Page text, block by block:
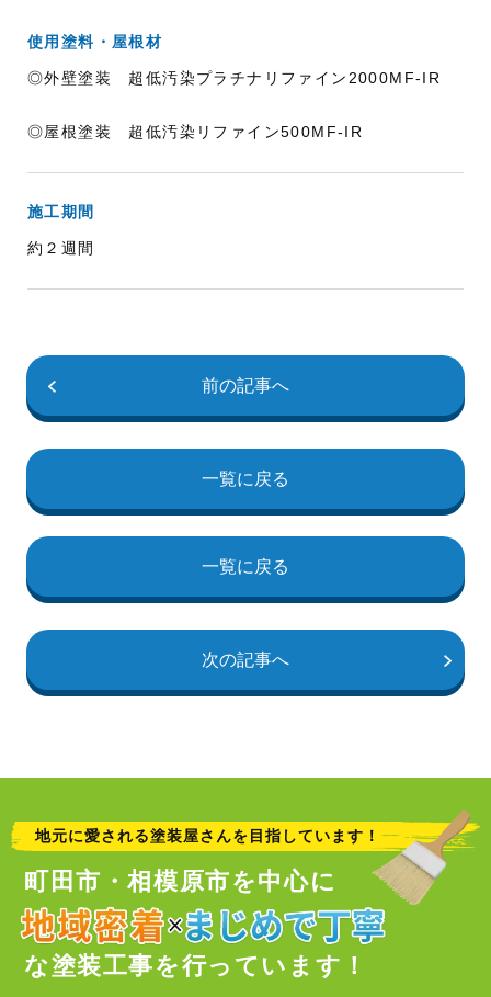
使用塗料・屋根材
◎外壁塗装 超低汚染プラチナリファイン2000MF-IR
◎屋根塗装 超低汚染リファイン500MF-IR
施工期間
約２週間
前の記事へ
一覧に戻る
一覧に戻る
次の記事へ
地元に愛される塗装屋さんを目指しています！
町田市・相模原市を中心に
な塗装工事を行っています！